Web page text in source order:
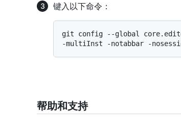
键入以下命令：
git config --global
帮助和支持